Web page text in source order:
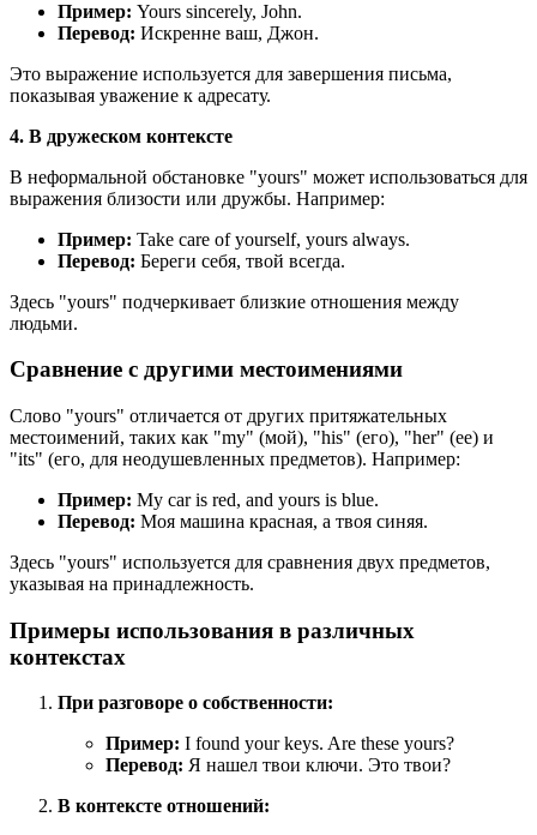
Пример: Yours sincerely, John.
Перевод: Искренне ваш, Джон.
Это выражение используется для завершения письма,
показывая уважение к адресату.
4. В дружеском контексте
В неформальной обстановке "yours" может использоваться для
выражения близости или дружбы. Например:
Пример: Take care of yourself, yours always.
Перевод: Береги себя, твой всегда.
Здесь "yours" подчеркивает близкие отношения между
людьми.
Сравнение с другими местоимениями
Слово "yours" отличается от других притяжательных
местоимений, таких как "my" (мой), "his" (его), "her" (ее) и
"its" (его, для неодушевленных предметов). Например:
Пример: My car is red, and yours is blue.
Перевод: Моя машина красная, а твоя синяя.
Здесь "yours" используется для сравнения двух предметов,
указывая на принадлежность.
Примеры использования в различных
контекстах
При разговоре о собственности:
Пример: I found your keys. Are these yours?
Перевод: Я нашел твои ключи. Это твои?
В контексте отношений: